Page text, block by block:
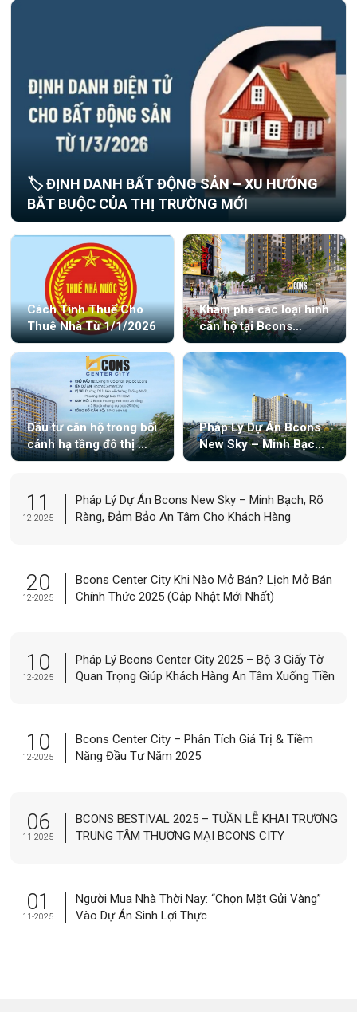
🏷️ ĐỊNH DANH BẤT ĐỘNG SẢN – XU HƯỚNG
BẮT BUỘC CỦA THỊ TRƯỜNG MỚI
Cách Tính Thuế Cho
Thuê Nhà Từ 1/1/2026
Khám phá các loại hình
căn hộ tại Bcons
Center City
Đầu tư căn hộ trong bối
cảnh hạ tầng đô thị mở
rộng: góc nhìn từ
Pháp Lý Dự Án Bcons
New Sky – Minh Bạch,
Rõ Ràng, Đảm Bảo An
11
12-2025
Pháp Lý Dự Án Bcons New Sky – Minh Bạch, Rõ
Ràng, Đảm Bảo An Tâm Cho Khách Hàng
20
12-2025
Bcons Center City Khi Nào Mở Bán? Lịch Mở Bán
Chính Thức 2025 (Cập Nhật Mới Nhất)
10
12-2025
Pháp Lý Bcons Center City 2025 – Bộ 3 Giấy Tờ
Quan Trọng Giúp Khách Hàng An Tâm Xuống Tiền
10
12-2025
Bcons Center City – Phân Tích Giá Trị & Tiềm
Năng Đầu Tư Năm 2025
06
11-2025
BCONS BESTIVAL 2025 – TUẦN LỄ KHAI TRƯƠNG
TRUNG TÂM THƯƠNG MẠI BCONS CITY
01
11-2025
Người Mua Nhà Thời Nay: “Chọn Mặt Gửi Vàng”
Vào Dự Án Sinh Lợi Thực